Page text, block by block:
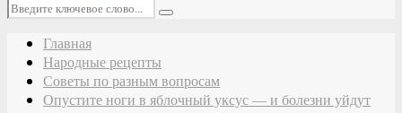
Искать:
Поиск
Главная
Народные рецепты
Советы по разным вопросам
Опустите ноги в яблочный уксус — и болезни уйдут